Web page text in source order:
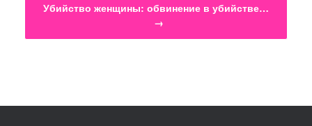
Убийство женщины: обвинение в убийстве…
→